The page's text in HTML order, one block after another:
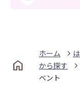
ホーム
から探す
ベント